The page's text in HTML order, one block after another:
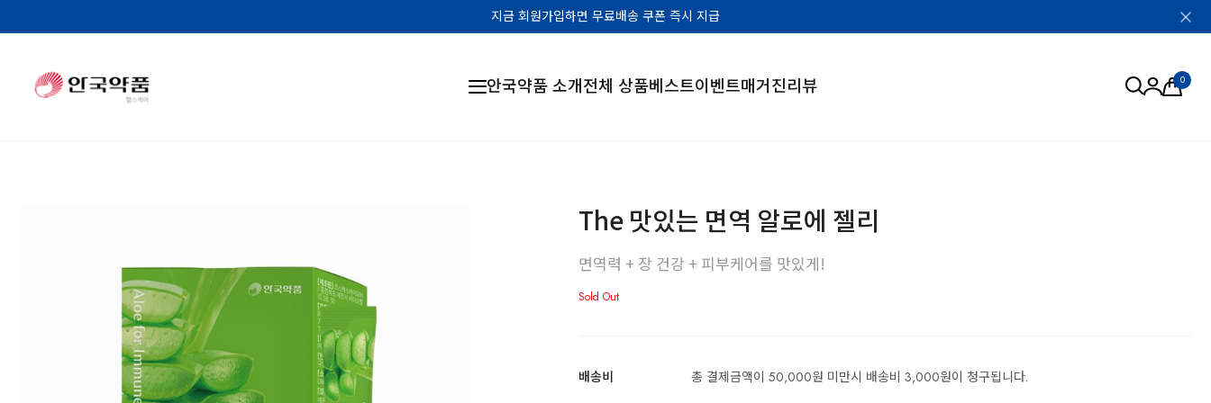
지금 회원가입하면 무료배송 쿠폰 즉시 지급
안국약품 소개전체 상품베스트이벤트매거진리뷰 0
The 맛있는 면역 알로에 젤리
면역력 + 장 건강 + 피부케어를 맛있게!
Sold Out
배송비 총 결제금액이 50,000원 미만시 배송비 3,000원이 청구됩니다.